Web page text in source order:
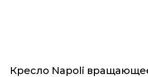
Кресло Napoli